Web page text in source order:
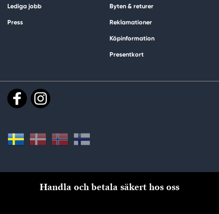
Lediga jobb
Press
Byten & returer
Reklamationer
Köpinformation
Presentkort
Handla och betala säkert hos oss